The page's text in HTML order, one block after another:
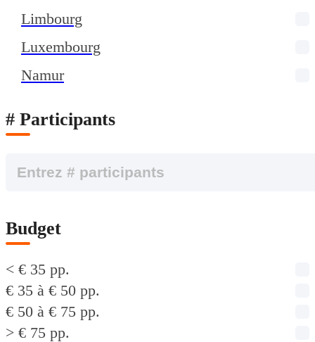
Limbourg
Luxembourg
Namur
# Participants
Budget
< € 35 pp.
€ 35 à € 50 pp.
€ 50 à € 75 pp.
> € 75 pp.